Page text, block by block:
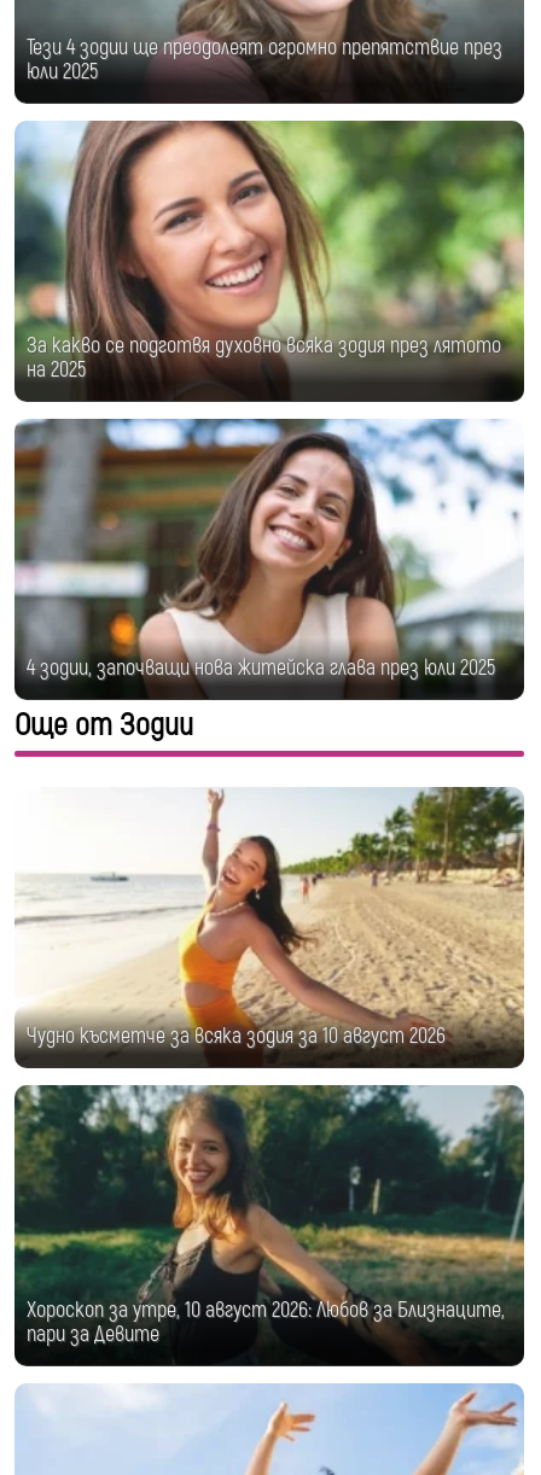
Тези 4 зодии ще преодолеят огромно препятствие през
юли 2025
За какво се подготвя духовно всяка зодия през лятото
на 2025
4 зодии, започващи нова житейска глава през юли 2025
Още от Зодии
Чудно късметче за всяка зодия за 10 август 2026
Хороскоп за утре, 10 август 2026: Любов за Близнаците,
пари за Девите